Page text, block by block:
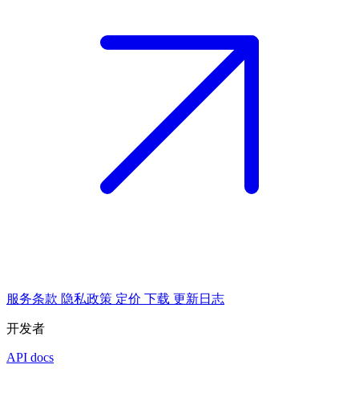
服务条款 隐私政策 定价 下载 更新日志
开发者
API docs